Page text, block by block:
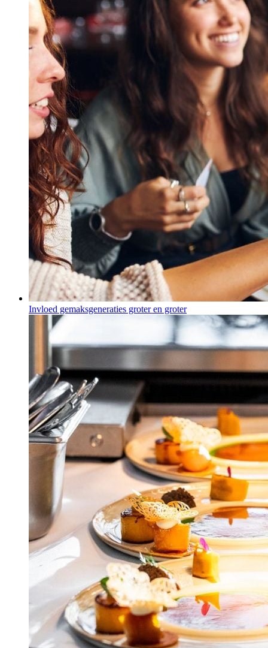
Invloed gemaksgeneraties groter en groter